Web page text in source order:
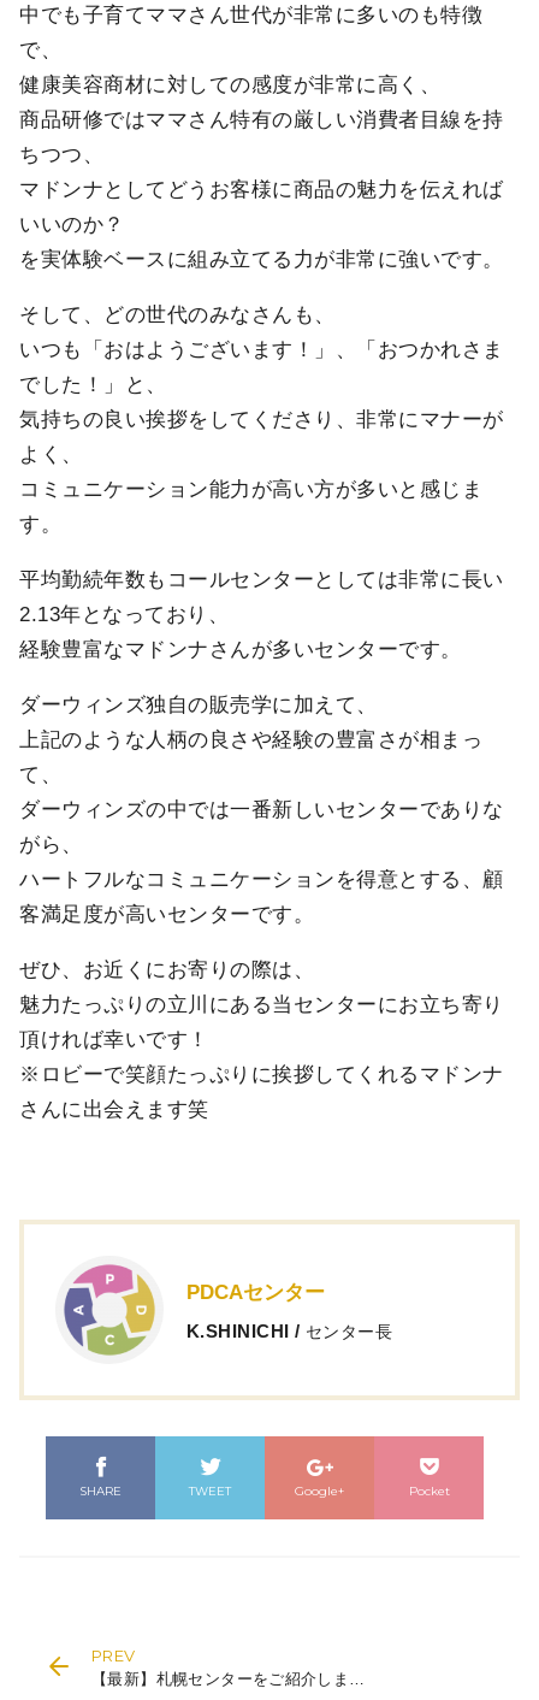
中でも子育てママさん世代が非常に多いのも特徴
で、
健康美容商材に対しての感度が非常に高く、
商品研修ではママさん特有の厳しい消費者目線を持
ちつつ、
マドンナとしてどうお客様に商品の魅力を伝えれば
いいのか？
を実体験ベースに組み立てる力が非常に強いです。
そして、どの世代のみなさんも、
いつも「おはようございます！」、「おつかれさま
でした！」と、
気持ちの良い挨拶をしてくださり、非常にマナーが
よく、
コミュニケーション能力が高い方が多いと感じま
す。
平均勤続年数もコールセンターとしては非常に長い
2.13年となっており、
経験豊富なマドンナさんが多いセンターです。
ダーウィンズ独自の販売学に加えて、
上記のような人柄の良さや経験の豊富さが相まっ
て、
ダーウィンズの中では一番新しいセンターでありな
がら、
ハートフルなコミュニケーションを得意とする、顧
客満足度が高いセンターです。
ぜひ、お近くにお寄りの際は、
魅力たっぷりの立川にある当センターにお立ち寄り
頂ければ幸いです！
※ロビーで笑顔たっぷりに挨拶してくれるマドンナ
さんに出会えます笑
PDCAセンター
K.SHINICHI / センター長
SHARE TWEET Google+ Pocket
PREV